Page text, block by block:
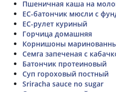
Пшеничная каша на
ЕС-батончик мюсли с
ЕС-рулет куриный
Горчица домашняя
Корнишоны
Семга запеченая с
Батончик протеиновый
Суп гороховый постный
Sriracha sauce no sugar